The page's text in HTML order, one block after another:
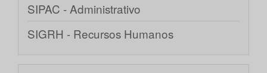
SIPAC - Administrativo
SIGRH - Recursos Humanos